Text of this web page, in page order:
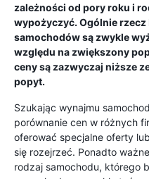
zależności od pory roku i
wypożyczyć. Ogólnie
samochodów są zwykle
względu na zwiększony
ceny są zazwyczaj niższe
popyt.
Szukając wynajmu
porównanie cen w różnych
oferować specjalne oferty
się rozejrzeć. Ponadto
rodzaj samochodu, którego